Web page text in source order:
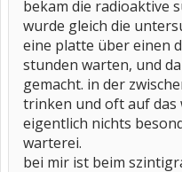
bekam die radioaktive
wurde gleich die
eine platte über einen
stunden warten, und
gemacht. in der
trinken und oft auf das
eigentlich nichts
warterei.
bei mir ist beim